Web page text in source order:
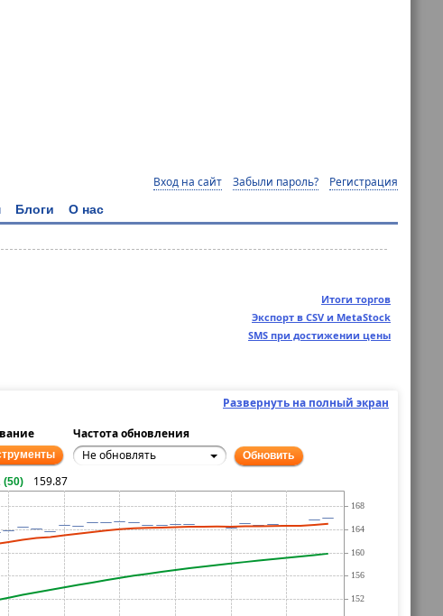
Вход на сайт Забыли пароль? Регистрация
Блоги О нас
Итоги торгов
Экспорт в CSV и MetaStock
SMS при достижении цены
Развернуть на полный экран
Частота обновления
Не обновлять Обновить
(50) 159.87